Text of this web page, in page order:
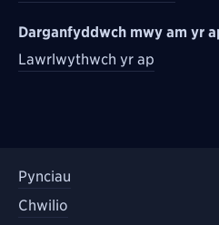
Darganfyddwch mwy am yr
Lawrlwythwch yr ap
Pynciau
Chwilio